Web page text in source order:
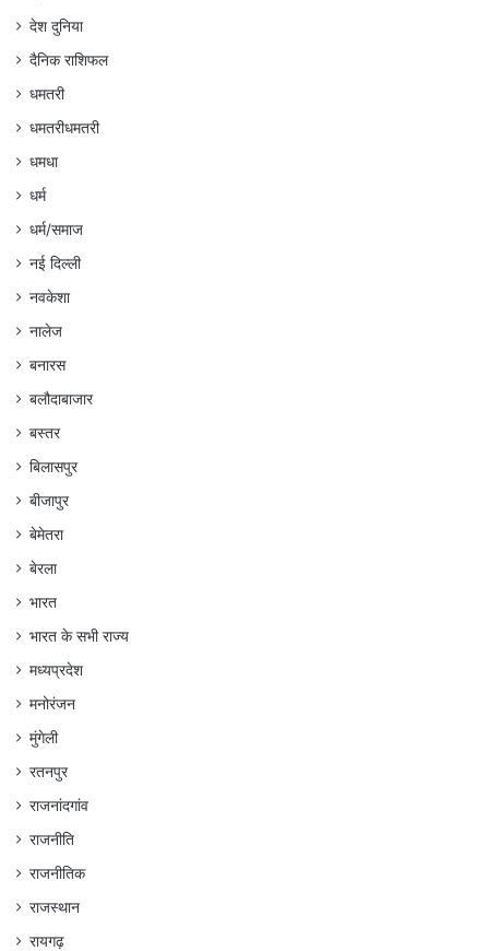
देश दुनिया
दैनिक राशिफल
धमतरी
धमतरीधमतरी
धमधा
धर्म
धर्म/समाज
नई दिल्ली
नवकेशा
नालेज
बनारस
बलौदाबाजार
बस्तर
बिलासपुर
बीजापुर
बेमेतरा
बेरला
भारत
भारत के सभी राज्य
मध्यप्रदेश
मनोरंजन
मुंगेली
रतनपुर
राजनांदगांव
राजनीति
राजनीतिक
राजस्थान
रायगढ़